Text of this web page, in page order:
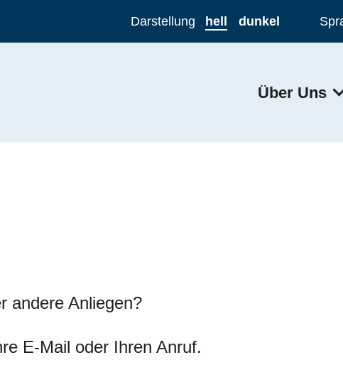
Sprung zum
Darstellung hell dunkel
Über Uns
andere Anliegen?
E-Mail oder Ihren Anruf.